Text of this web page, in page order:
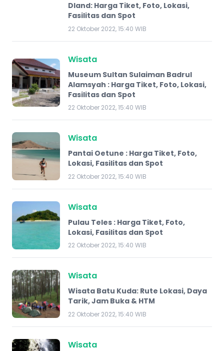
Dland: Harga Tiket, Foto, Lokasi,
Fasilitas dan Spot
22 Oktober 2022, 15:40 WIB
Wisata
Museum Sultan Sulaiman Badrul
Alamsyah : Harga Tiket, Foto, Lokasi,
Fasilitas dan Spot
22 Oktober 2022, 15:40 WIB
Wisata
Pantai Oetune : Harga Tiket, Foto,
Lokasi, Fasilitas dan Spot
22 Oktober 2022, 15:40 WIB
Wisata
Pulau Teles : Harga Tiket, Foto,
Lokasi, Fasilitas dan Spot
22 Oktober 2022, 15:40 WIB
Wisata
Wisata Batu Kuda: Rute Lokasi, Daya
Tarik, Jam Buka & HTM
22 Oktober 2022, 15:40 WIB
Wisata